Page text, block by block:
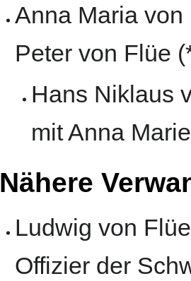
Anna Maria
Peter von Flüe
Hans Niklaus
mit Anna
Nähere
Ludwig von
Offizier der